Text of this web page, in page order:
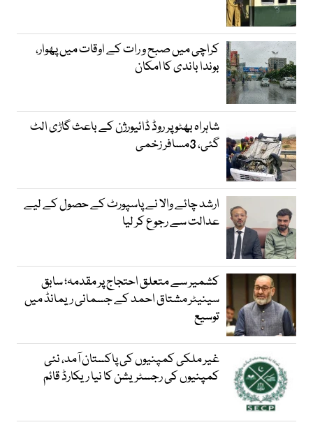
کراچی میں صبح و رات کے اوقات میں پھوار،
بوندا باندی کا امکان
شاہراہ بھٹو پر روڈ ڈائیورژن کے باعث گاڑی الٹ
گئی، 3مسافر زخمی
ارشد چائے والا نے پاسپورٹ کے حصول کے لیے
عدالت سے رجوع کر لیا
کشمیر سے متعلق احتجاج پر مقدمہ؛ سابق
سینیٹر مشتاق احمد کے جسمانی ریمانڈ میں
توسیع
غیر ملکی کمپنیوں کی پاکستان آمد، نئی
کمپنیوں کی رجسٹریشن کا نیا ریکارڈ قائم